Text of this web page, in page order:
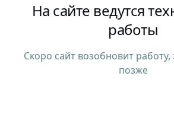
На сайте ведутся
работы
Скоро сайт возобновит работу,
позже